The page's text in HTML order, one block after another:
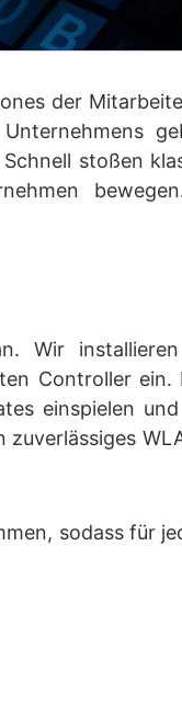
der
stoßen
Wir
Controller
einspielen
sodass für